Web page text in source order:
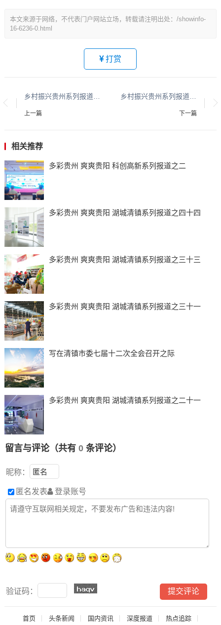
本文来源于网络，不代表门户网站立场，转载请注明出处：/showinfo-
16-6236-0.html
打赏
乡村振兴贵州系列报道之七十六
上一篇
乡村振兴贵州系列报道之七十七
下一篇
相关推荐
多彩贵州 爽爽贵阳 科创高新系列报道之二
多彩贵州 爽爽贵阳 湖城清镇系列报道之四十四
多彩贵州 爽爽贵阳 湖城清镇系列报道之三十三
多彩贵州 爽爽贵阳 湖城清镇系列报道之三十一
写在清镇市委七届十二次全会召开之际
多彩贵州 爽爽贵阳 湖城清镇系列报道之二十一
留言与评论（共有 0条评论）
昵称：
匿名发表 登录账号
验证码：
首页 头条新闻 国内资讯 深度报道 热点追踪